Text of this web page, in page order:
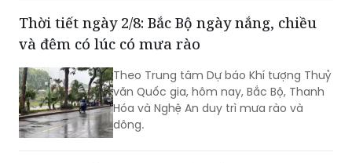
Thời tiết ngày 2/8: Bắc Bộ ngày nắng, chiều
và đêm có lúc có mưa rào
Theo Trung tâm Dự báo Khí tượng Thuỷ
văn Quốc gia, hôm nay, Bắc Bộ, Thanh
Hóa và Nghệ An duy trì mưa rào và
dông.